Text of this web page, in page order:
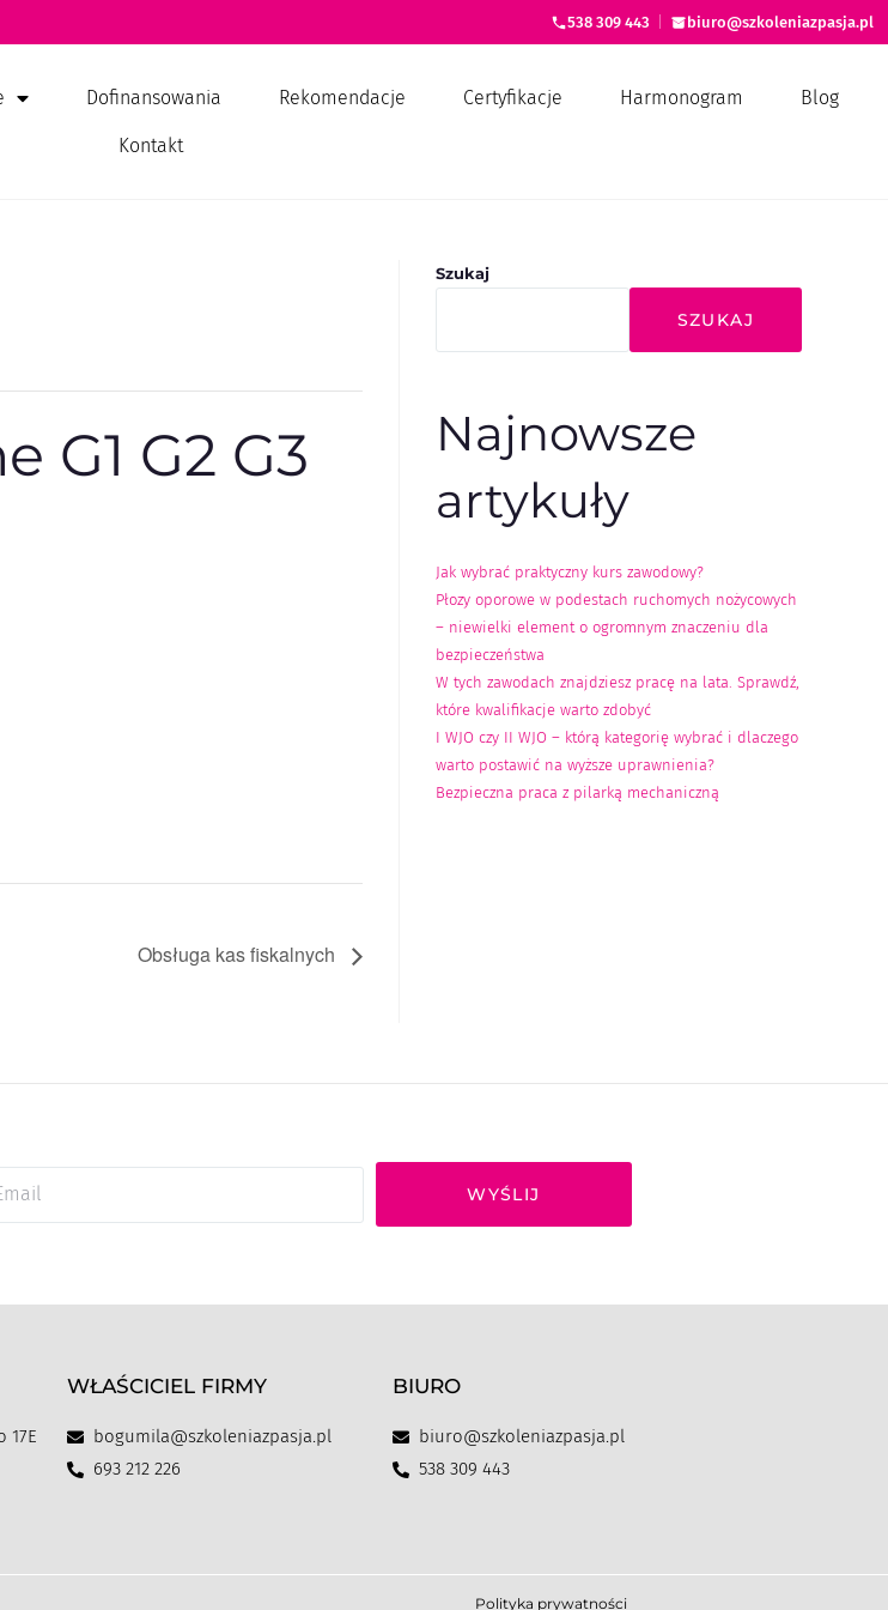
538 309 443 biuro@szkoleniazpasja.pl
Dofinansowania Rekomendacje Certyfikacje Harmonogram Blog
Kontakt
G1 G2 G3
Obsługa kas fiskalnych
Szukaj
SZUKAJ
Najnowsze
artykuły
Jak wybrać praktyczny kurs zawodowy?
Płozy oporowe w podestach ruchomych nożycowych
– niewielki element o ogromnym znaczeniu dla
bezpieczeństwa
W tych zawodach znajdziesz pracę na lata. Sprawdź,
które kwalifikacje warto zdobyć
I WJO czy II WJO – którą kategorię wybrać i dlaczego
warto postawić na wyższe uprawnienia?
Bezpieczna praca z pilarką mechaniczną
WYŚLIJ
17E
WŁAŚCICIEL FIRMY
bogumila@szkoleniazpasja.pl
693 212 226
BIURO
biuro@szkoleniazpasja.pl
538 309 443
Polityka prywatności